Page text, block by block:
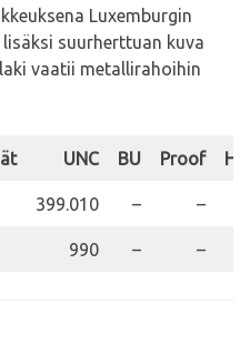
Luxemburgin
suurherttuan kuva
vaatii metallirahoihin
UNC BU Proof
399.010 – –
990 – –